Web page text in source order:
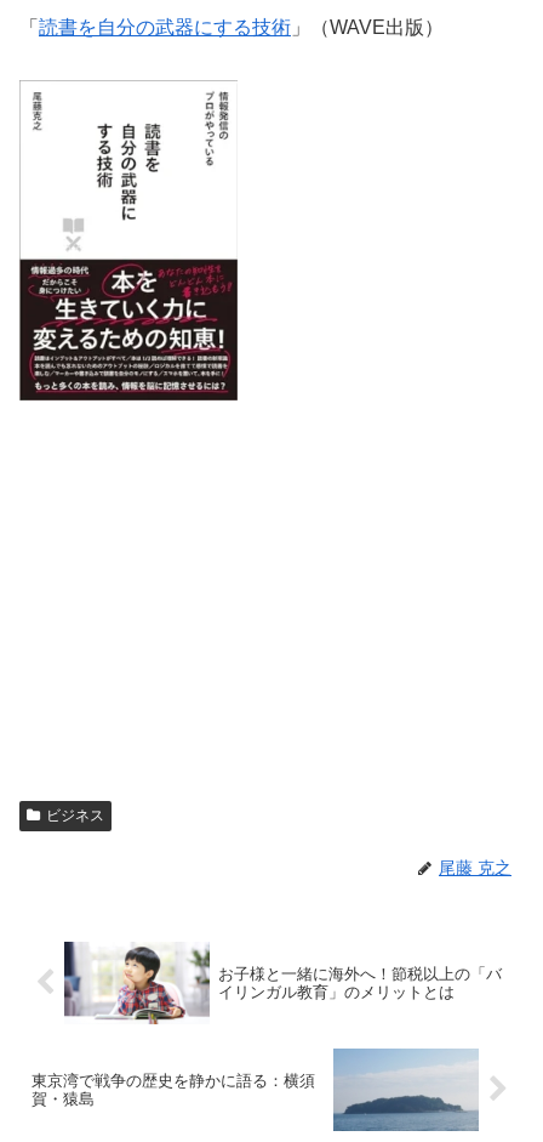
「 読書を自分の武器にする技術 」（WAVE出版）
ビジネス
尾藤 克之
お子様と一緒に海外へ！節税以上の「バ
イリンガル教育」のメリットとは
東京湾で戦争の歴史を静かに語る：横須
賀・猿島